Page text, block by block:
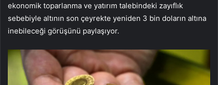
ekonomik toparlanma ve yatırım talebindeki zayıflık
sebebiyle altının son çeyrekte yeniden 3 bin doların altına
inebileceği görüşünü paylaşıyor.